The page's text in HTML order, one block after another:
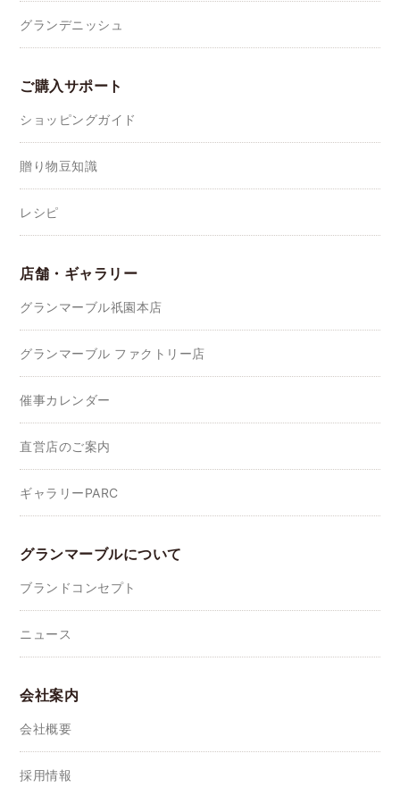
グランデニッシュ
ご購入サポート
ショッピングガイド
贈り物豆知識
レシピ
店舗・ギャラリー
グランマーブル祇園本店
グランマーブル ファクトリー店
催事カレンダー
直営店のご案内
ギャラリーPARC
グランマーブルについて
ブランドコンセプト
ニュース
会社案内
会社概要
採用情報